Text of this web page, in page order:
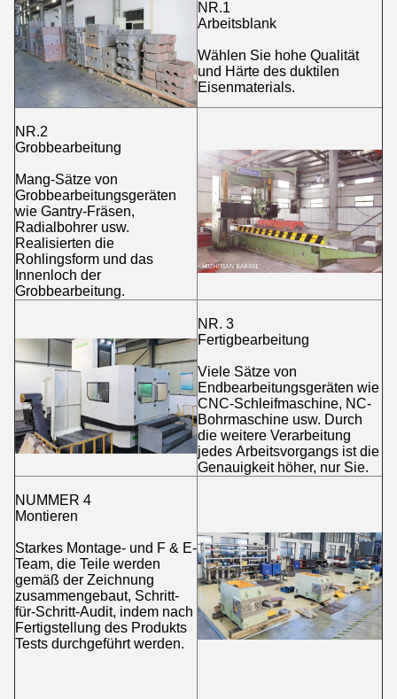
NR.1
Arbeitsblank
Wählen Sie hohe Qualität
und Härte des duktilen
Eisenmaterials.
NR.2
Grobbearbeitung
Mang-Sätze von
Grobbearbeitungsgeräten
wie Gantry-Fräsen,
Radialbohrer usw.
Realisierten die
Rohlingsform und das
Innenloch der
Grobbearbeitung.
NR. 3
Fertigbearbeitung
Viele Sätze von
Endbearbeitungsgeräten wie
CNC-Schleifmaschine, NC-
Bohrmaschine usw. Durch
die weitere Verarbeitung
jedes Arbeitsvorgangs ist die
Genauigkeit höher, nur Sie.
NUMMER 4
Montieren
Starkes Montage- und F & E-
Team, die Teile werden
gemäß der Zeichnung
zusammengebaut, Schritt-
für-Schritt-Audit, indem nach
Fertigstellung des Produkts
Tests durchgeführt werden.